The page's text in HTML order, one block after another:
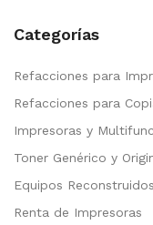
Categorías
Refacciones para
Refacciones para
Impresoras y
Toner Genérico y
Equipos Reconstruidos
Renta de Impresoras